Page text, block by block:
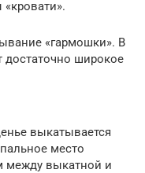
«гармошки». В
широкое
выкатывается
место
между выкатной и